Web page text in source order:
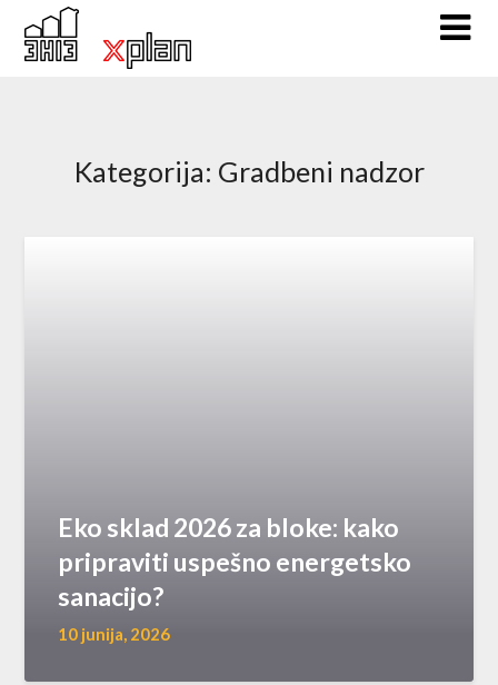
Kategorija: Gradbeni nadzor
Eko sklad 2026 za bloke: kako
pripraviti uspešno energetsko
sanacijo?
10 junija, 2026